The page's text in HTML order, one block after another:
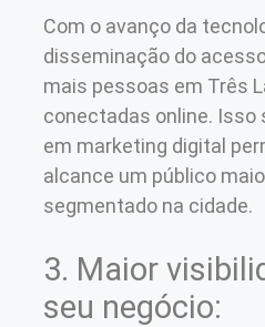
Com o avanço da
disseminação do
mais pessoas em Três
conectadas online. Isso
em marketing digital
alcance um público
segmentado na cidade.
3. Maior
seu negócio: